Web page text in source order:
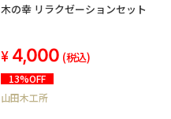
木の幸 リラクゼーションセット
4,000 (税込)
13%OFF
山田木工所